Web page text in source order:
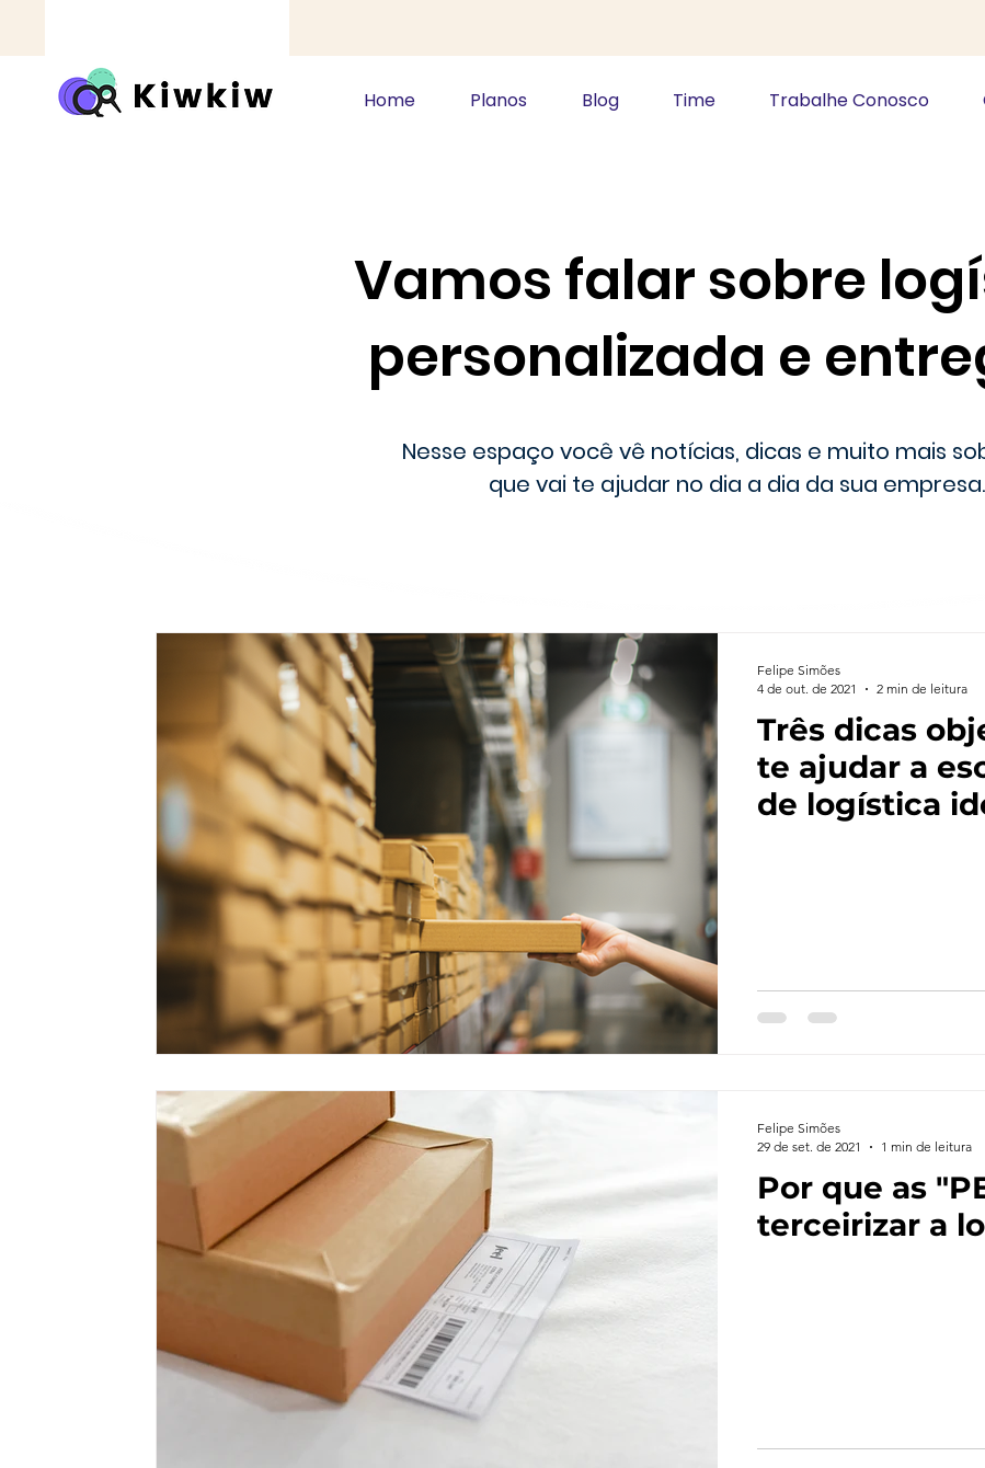
Home Planos Blog Time Trabalhe Conosco
Vamos falar sobre
personalizada e
Nesse espaço você vê notícias, dicas e muito mais
que vai te ajudar no dia a dia da sua empresa.
Três dicas
te ajudar a
de logística
Felipe Simões
4 de out. de 2021
2 min de leitura
Por que as
terceirizar a
Felipe Simões
29 de set. de 2021
1 min de leitura